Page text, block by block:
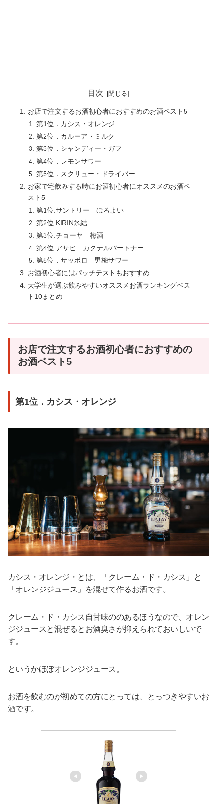
目次
お店で注文するお酒初心者におすすめのお酒ベスト5
第1位．カシス・オレンジ
第2位．カルーア・ミルク
第3位．シャンディー・ガフ
第4位．レモンサワー
第5位．スクリュー・ドライバー
お家で宅飲みする時にお酒初心者にオススメのお酒ベ
スト5
第1位.サントリー ほろよい
第2位.KIRIN氷結
第3位.チョーヤ 梅酒
第4位.アサヒ カクテルパートナー
第5位．サッポロ 男梅サワー
お酒初心者にはパッチテストもおすすめ
大学生が選ぶ飲みやすいオススメお酒ランキングベス
ト10まとめ
お店で注文するお酒初心者におすすめの
お酒ベスト5
第1位．カシス・オレンジ
カシス・オレンジ・とは、「クレーム・ド・カシス」と
「オレンジジュース」を混ぜて作るお酒です。
クレーム・ド・カシス自甘味ののあるほうなので、オレン
ジジュースと混ぜるとお酒臭さが抑えられておいしいで
す。
というかほぼオレンジジュース。
お酒を飲むのが初めての方にとっては、とっつきやすいお
酒です。